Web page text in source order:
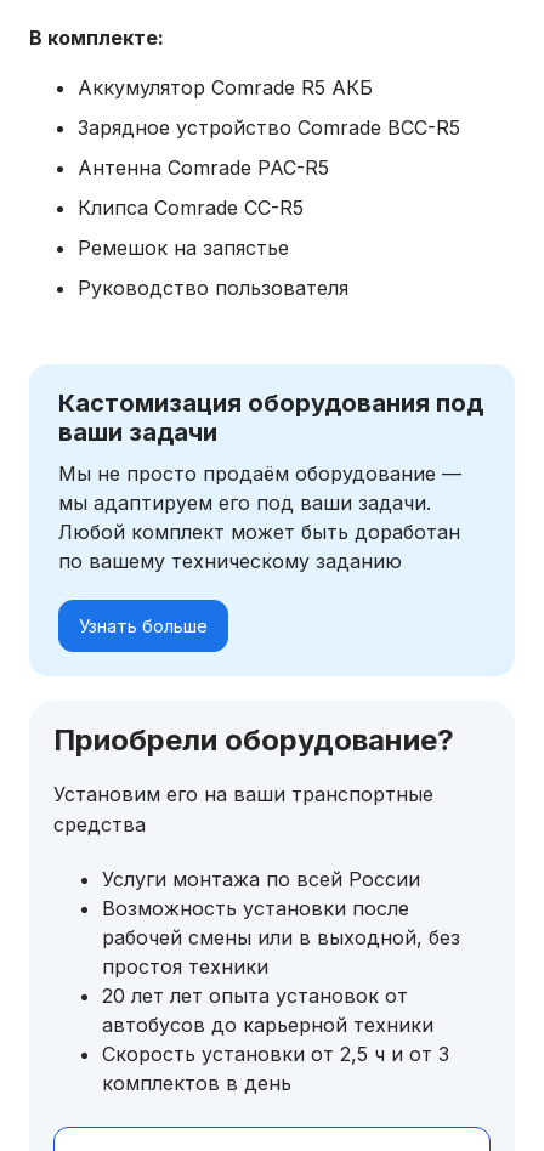
В комплекте:
Аккумулятор Comrade R5 АКБ
Зарядное устройство Comrade BCC-R5
Антенна Comrade PAC-R5
Клипса Comrade CC-R5
Ремешок на запястье
Руководство пользователя
Кастомизация оборудования под
ваши задачи
Мы не просто продаём оборудование —
мы адаптируем его под ваши задачи.
Любой комплект может быть доработан
по вашему техническому заданию
Узнать больше
Приобрели оборудование?
Установим его на ваши транспортные
средства
Услуги монтажа по всей России
Возможность установки после
рабочей смены или в выходной, без
простоя техники
20 лет лет опыта установок от
автобусов до карьерной техники
Скорость установки от 2,5 ч и от 3
комплектов в день